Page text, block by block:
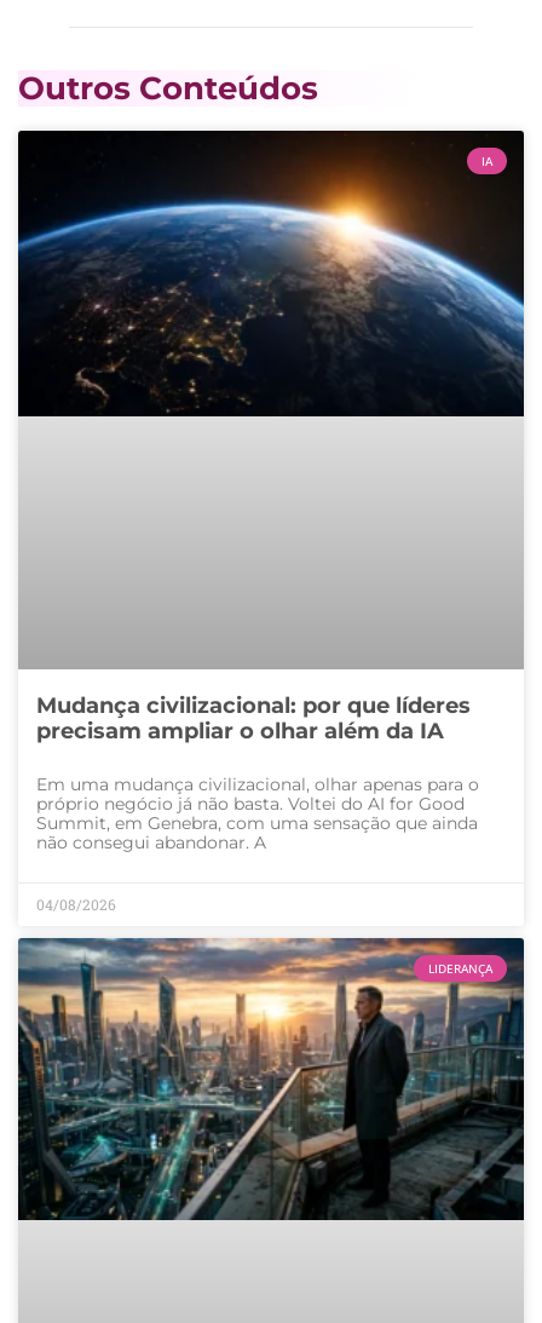
Outros Conteúdos
IA
Mudança civilizacional: por que líderes
precisam ampliar o olhar além da IA
Em uma mudança civilizacional, olhar apenas para o
próprio negócio já não basta. Voltei do AI for Good
Summit, em Genebra, com uma sensação que ainda
não consegui abandonar. A
04/08/2026
LIDERANÇA